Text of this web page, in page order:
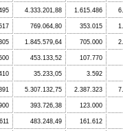
4.333.201,88 1.615.486
769.064,80 353.015
1.845.579,64 705.000
453.133,52 107.770
35.233,05 3.592
5.307.132,75 2.387.323
393.726,38 123.000
483.248,49 161.612